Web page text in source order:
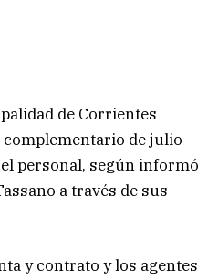
de Corrientes
de julio
personal, según informó
a través de sus
y contrato y los agentes